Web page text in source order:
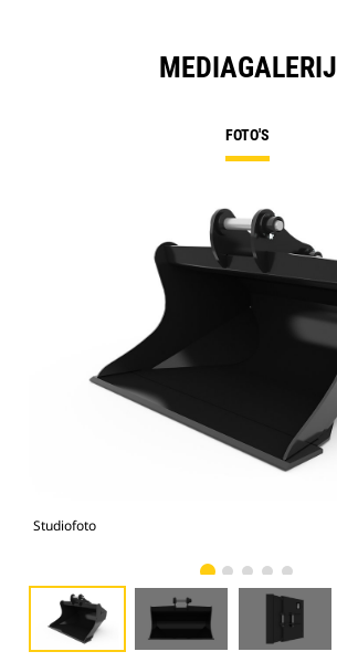
MEDIAGALERIJ
FOTO'S
Studiofoto